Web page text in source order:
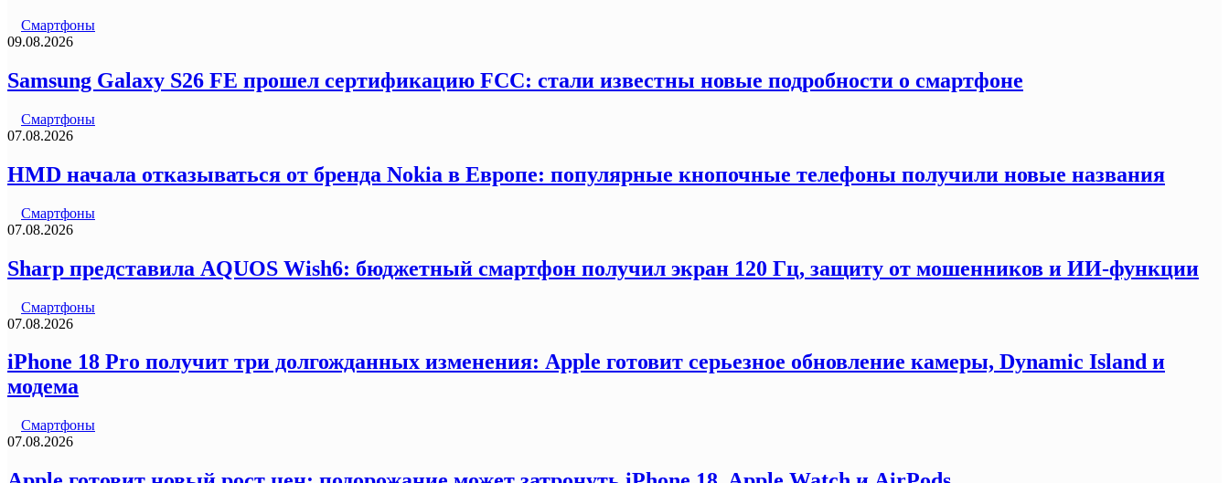
Смартфоны
09.08.2026
Samsung Galaxy S26 FE прошел сертификацию FCC: стали известны новые подробности о смартфоне
Смартфоны
07.08.2026
HMD начала отказываться от бренда Nokia в Европе: популярные кнопочные телефоны получили новые названия
Смартфоны
07.08.2026
Sharp представила AQUOS Wish6: бюджетный смартфон получил экран 120 Гц, защиту от мошенников и ИИ-функции
Смартфоны
07.08.2026
iPhone 18 Pro получит три долгожданных изменения: Apple готовит серьезное обновление камеры, Dynamic Island и
модема
Смартфоны
07.08.2026